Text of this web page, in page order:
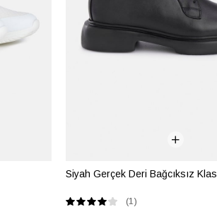
Siyah Gerçek Deri Bağcıksız
(1)